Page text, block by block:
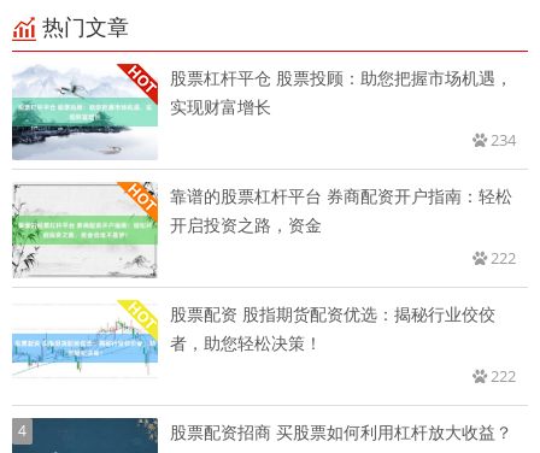
热门文章
股票杠杆平仓 股票投顾：助您把握市场机遇，
实现财富增长
234
靠谱的股票杠杆平台 券商配资开户指南：轻松
开启投资之路，资金
222
股票配资 股指期货配资优选：揭秘行业佼佼
者，助您轻松决策！
222
4 股票配资招商 买股票如何利用杠杆放大收益？